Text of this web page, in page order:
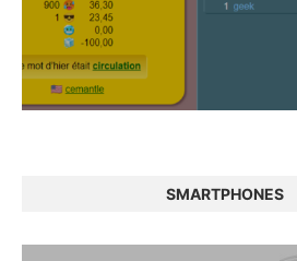
SMARTPHONES